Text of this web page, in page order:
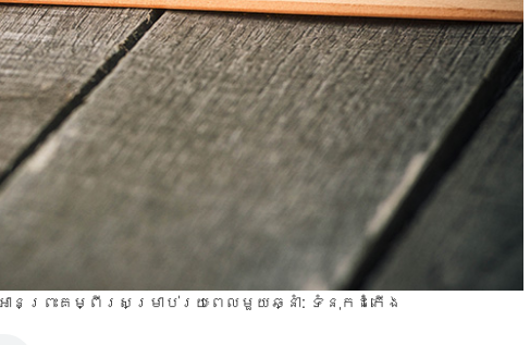
នព្រះគម្ពីរសម្រាប់រយៈពេលមួយឆ្នាំ: ទំនុកដំកើង